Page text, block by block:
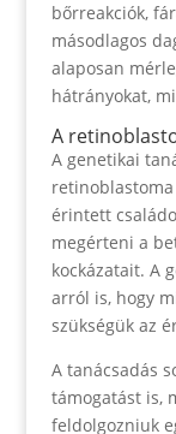
bőrreakciók,
másodlagos
alaposan
hátrányokat,
A
A genetikai
retinoblastoma
érintett
megérteni a
kockázatait. A
arról is, hogy
szükségük az
A tanácsadás
támogatást is,
feldolgozniuk